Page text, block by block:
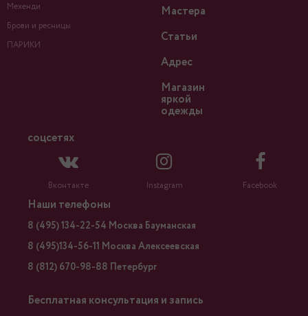
Мехенди
Брови и ресницы
ПАРИКИ
Мастера
Статьи
Адрес
Магазин
яркой
одежды
соцсетях
Вконтакте Instagram Facebook
Наши телефоны
8 (495) 134-22-54 Москва Бауманская
8 (495)134-56-11 Москва Алексеевская
8 (812) 670-98-88 Петербург
Бесплатная консультация и запись